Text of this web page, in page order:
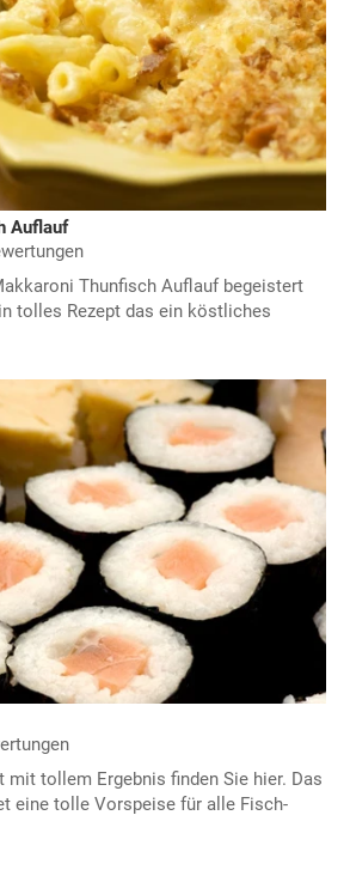
Auflauf
Thunfisch Auflauf begeistert
tolles Rezept das ein köstliches
mit tollem Ergebnis finden Sie hier. Das
eine tolle Vorspeise für alle Fisch-